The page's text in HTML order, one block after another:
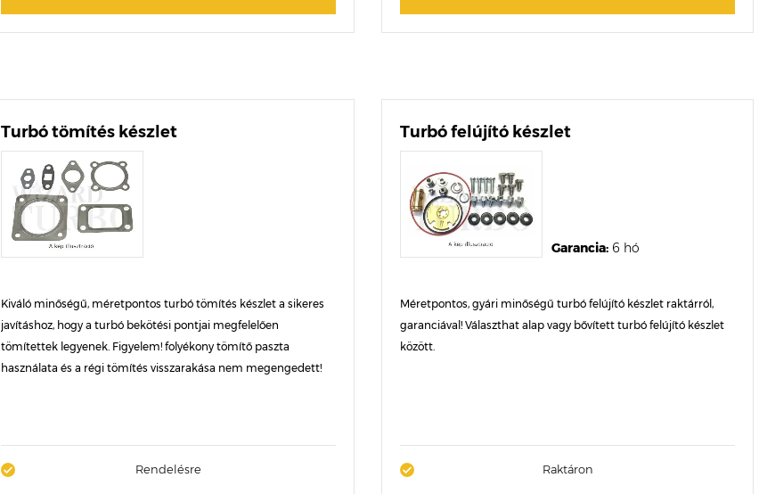
Turbó tömítés készlet
Kiváló minőségű, méretpontos turbó tömítés készlet a sikeres
javításhoz, hogy a turbó bekötési pontjai megfelelően
tömítettek legyenek. Figyelem! folyékony tömítő paszta
használata és a régi tömítés visszarakása nem megengedett!
Rendelésre
Turbó felújító készlet
Garancia: 6 hó
Méretpontos, gyári minőségű turbó felújító készlet raktárról,
garanciával! Választhat alap vagy bővített turbó felújító készlet
között.
Raktáron